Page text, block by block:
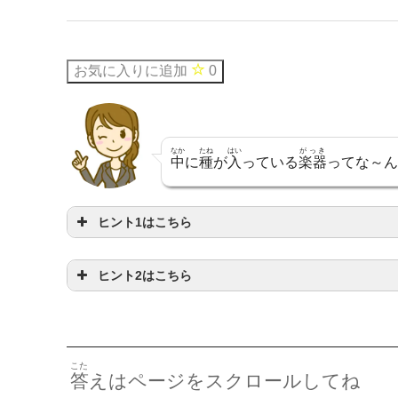
お気に入りに追加 0
中
なか
に種
たね
が入
はい
っている楽器
がっき
ってな～
ヒント1はこちら
はい
ってるんだよ
ヒント2はこちら
〇〇タネ〇〇
答
こた
えはページをスクロールしてね